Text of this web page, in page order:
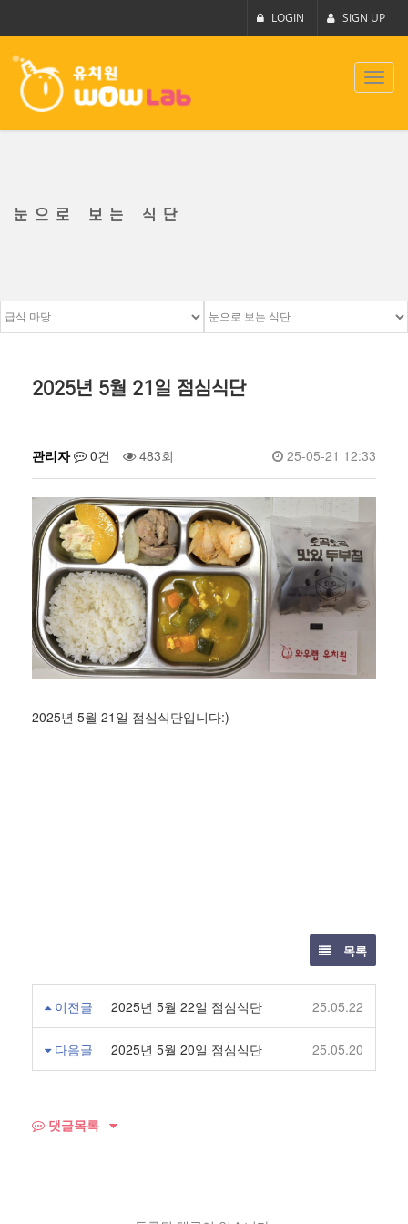
LOGIN SIGN UP
눈으로 보는 식단
2025년 5월 21일 점심식단
관리자 0건 483회 25-05-21 12:33
2025년 5월 21일 점심식단입니다:)
목록
이전글 2025년 5월 22일 점심식단 25.05.22
다음글 2025년 5월 20일 점심식단 25.05.20
댓글목록